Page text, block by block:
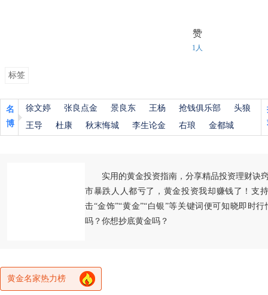
赞
1人
标签
名
博
徐文婷 张良点金 景良东 王杨 抢钱俱乐部
头狼
王导
杜康 秋末悔城 李生论金 右琅 金都城
实用的黄金投资指南，分享精品投资理财诀
市暴跌人人都亏了，黄金投资我却赚钱了！支
击“金饰”“黄金”“白银”等关键词便可知晓即时
吗？你想抄底黄金吗？
黄金名家热力榜